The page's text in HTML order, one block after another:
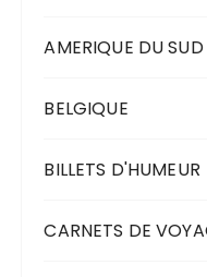
AMERIQUE DU SUD
BELGIQUE
BILLETS D'HUMEUR
CARNETS DE